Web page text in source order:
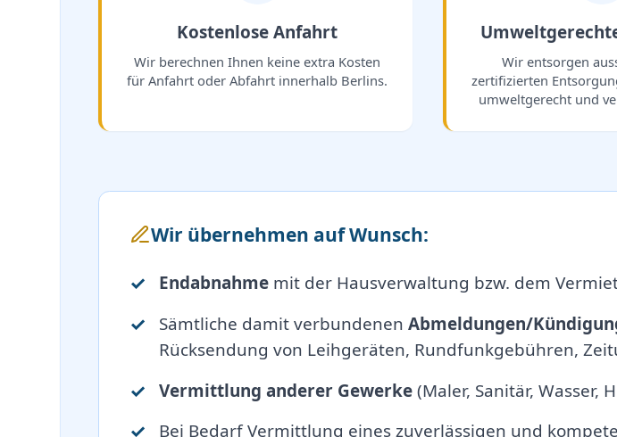
Kostenlose Anfahrt
Wir berechnen Ihnen keine extra Kosten
für Anfahrt oder Abfahrt innerhalb Berlins.
Wir entsorgen
zertifizierten
umweltgerecht und
Wir übernehmen auf Wunsch:
Endabnahme mit der Hausverwaltung bzw. dem
Sämtliche damit verbundenenAbmeldungen/
Rücksendung von Leihgeräten, Rundfunkgebühren,
Vermittlung anderer Gewerke(Maler, Sanitär, Wasser,
Bei Bedarf Vermittlung eines zuverlässigen und